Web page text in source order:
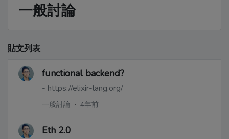
一般討論
貼文列表
functional backend?
- https://elixir-lang.org/
一般討論 · 4年前
Eth 2.0